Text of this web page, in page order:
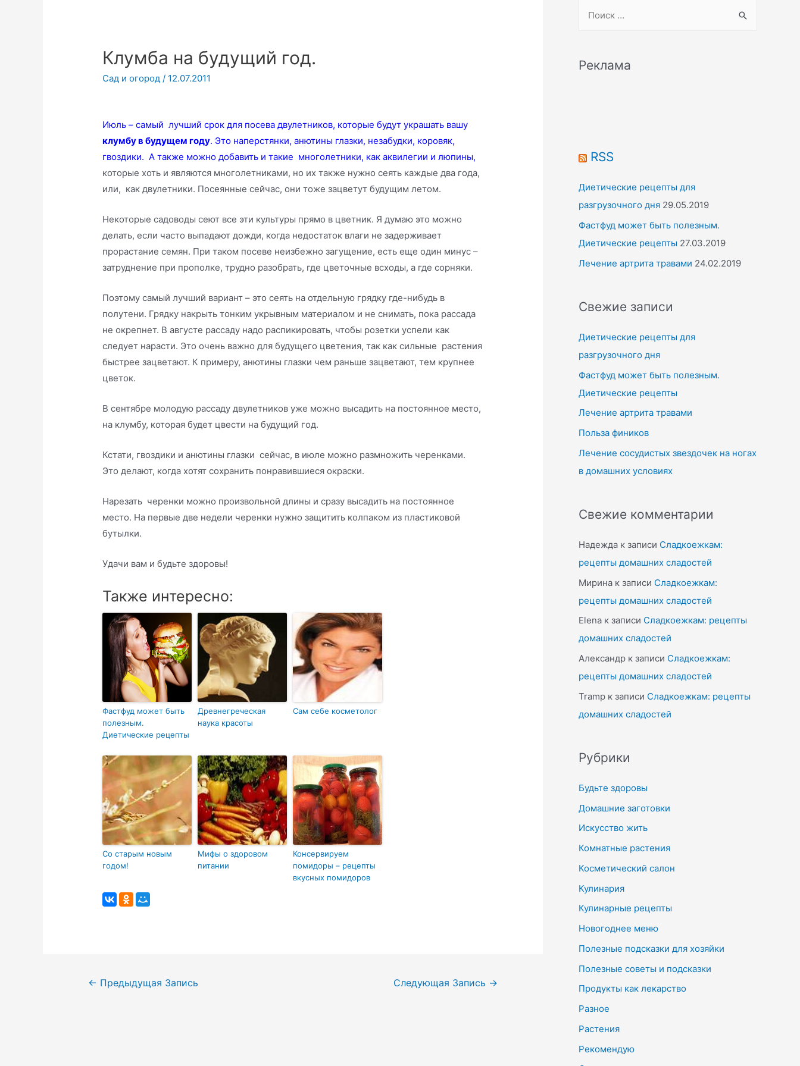
Клумба на будущий год.
Сад и огород / 12.07.2011
Июль – самый лучший срок для посева двулетников, которые будут украшать вашу
клумбу в будущем году. Это наперстянки, анютины глазки, незабудки, коровяк,
гвоздики. А также можно добавить и такие многолетники, как аквилегии и люпины,
которые хоть и являются многолетниками, но их также нужно сеять каждые два года,
или, как двулетники. Посеянные сейчас, они тоже зацветут будущим летом.
Некоторые садоводы сеют все эти культуры прямо в цветник. Я думаю это можно
делать, если часто выпадают дожди, когда недостаток влаги не задерживает
прорастание семян. При таком посеве неизбежно загущение, есть еще один минус –
затруднение при прополке, трудно разобрать, где цветочные всходы, а где сорняки.
Поэтому самый лучший вариант – это сеять на отдельную грядку где-нибудь в
полутени. Грядку накрыть тонким укрывным материалом и не снимать, пока рассада
не окрепнет. В августе рассаду надо распикировать, чтобы розетки успели как
следует нарасти. Это очень важно для будущего цветения, так как сильные растения
быстрее зацветают. К примеру, анютины глазки чем раньше зацветают, тем крупнее
цветок.
В сентябре молодую рассаду двулетников уже можно высадить на постоянное место,
на клумбу, которая будет цвести на будущий год.
Кстати, гвоздики и анютины глазки сейчас, в июле можно размножить черенками.
Это делают, когда хотят сохранить понравившиеся окраски.
Нарезать черенки можно произвольной длины и сразу высадить на постоянное
место. На первые две недели черенки нужно защитить колпаком из пластиковой
бутылки.
Удачи вам и будьте здоровы!
Также интересно:
Фастфуд может быть
полезным.
Диетические рецепты
Древнегреческая
наука красоты
Сам себе косметолог
Со старым новым
годом!
Мифы о здоровом
питании
Консервируем
помидоры – рецепты
вкусных помидоров
Навигация
← Предыдущая Запись Следующая Запись →
rРеклама
RSS
Диетические рецепты для
разгрузочного дня 29.05.2019
Фастфуд может быть полезным.
Диетические рецепты 27.03.2019
Лечение артрита травами 24.02.2019
Свежие записи
Диетические рецепты для
разгрузочного дня
Фастфуд может быть полезным.
Диетические рецепты
Лечение артрита травами
Польза фиников
Лечение сосудистых звездочек на ногах
в домашних условиях
Свежие комментарии
Надежда к записи Сладкоежкам:
рецепты домашних сладостей
Мирина к записи Сладкоежкам:
рецепты домашних сладостей
Elena к записи Сладкоежкам: рецепты
домашних сладостей
Александр к записи Сладкоежкам:
рецепты домашних сладостей
Tramp к записи Сладкоежкам: рецепты
домашних сладостей
Рубрики
Будьте здоровы
Домашние заготовки
Искусство жить
Комнатные растения
Косметический салон
Кулинария
Кулинарные рецепты
Новогоднее меню
Полезные подсказки для хозяйки
Полезные советы и подсказки
Продукты как лекарство
Разное
Растения
Рекомендую